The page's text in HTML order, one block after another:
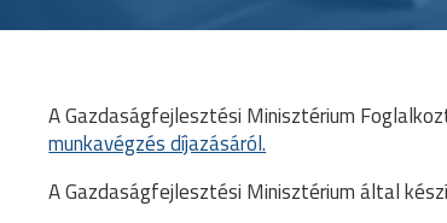
A Gazdaságfejlesztési Minisztérium
munkavégzés díjazásáról.
A Gazdaságfejlesztési Minisztérium által